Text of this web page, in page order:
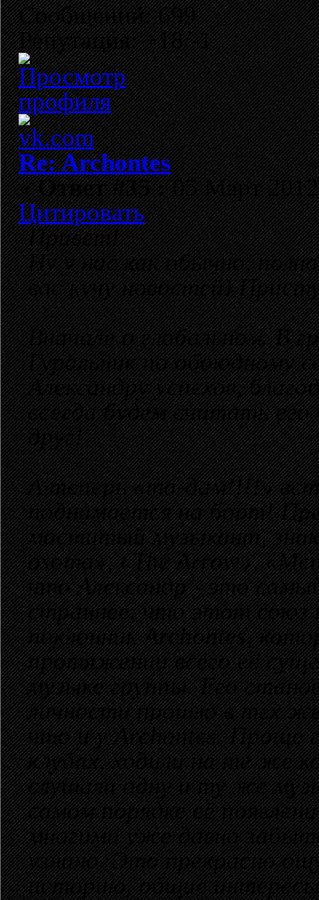
Сообщений: 699
Репутация: +18/-1
Re: Archontes
«Ответ #35 :05 Март
Цитировать
Привет!
Ну у нас как обычно,
вас кучу новостей)
Вначале о глобальном. В
Гуральник по обоюдному
Александру успехов,
всегда будем считать
друг!
А теперь «та-дам!!!!»
поднимается на борт!
маститый музыкант,
охота», «The Arrow»,
что Александр - это
страннее, что этот союз
поклонник Archontes,
протяжении всего её
музыке группы. Его
личности прошло в тех
что и у Archontes. Проще
клубах, ходили на те же
слушали одну и ту же
самом порядке её
многими уже давно
узнано. Это прекрасно
историю, общие